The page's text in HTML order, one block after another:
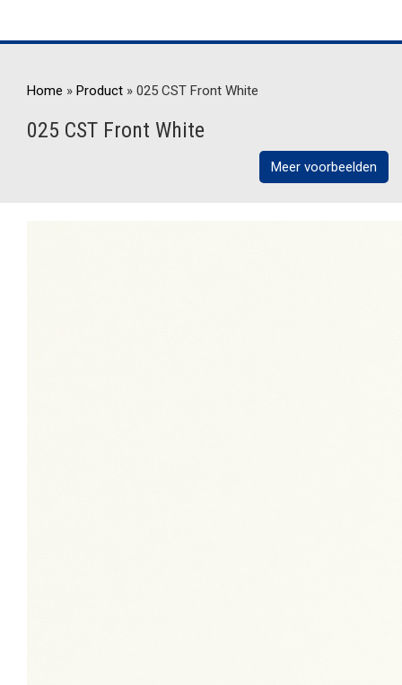
Home » Product » 025 CST Front White
025 CST Front White
Meer voorbeelden